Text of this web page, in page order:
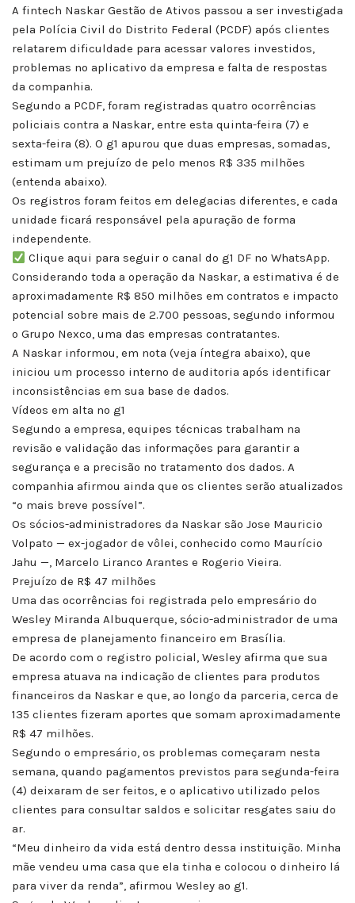
A fintech Naskar Gestão de Ativos passou a ser investigada
pela Polícia Civil do Distrito Federal (PCDF) após clientes
relatarem dificuldade para acessar valores investidos,
problemas no aplicativo da empresa e falta de respostas
da companhia.
Segundo a PCDF, foram registradas quatro ocorrências
policiais contra a Naskar, entre esta quinta-feira (7) e
sexta-feira (8). O g1 apurou que duas empresas, somadas,
estimam um prejuízo de pelo menos R$ 335 milhões
(entenda abaixo).
Os registros foram feitos em delegacias diferentes, e cada
unidade ficará responsável pela apuração de forma
independente.
Clique aqui para seguir o canal do g1 DF no WhatsApp.
Considerando toda a operação da Naskar, a estimativa é de
aproximadamente R$ 850 milhões em contratos e impacto
potencial sobre mais de 2.700 pessoas, segundo informou
o Grupo Nexco, uma das empresas contratantes.
A Naskar informou, em nota (veja íntegra abaixo), que
iniciou um processo interno de auditoria após identificar
inconsistências em sua base de dados.
Vídeos em alta no g1
Segundo a empresa, equipes técnicas trabalham na
revisão e validação das informações para garantir a
segurança e a precisão no tratamento dos dados. A
companhia afirmou ainda que os clientes serão atualizados
“o mais breve possível”.
Os sócios-administradores da Naskar são Jose Mauricio
Volpato — ex-jogador de vôlei, conhecido como Maurício
Jahu —, Marcelo Liranco Arantes e Rogerio Vieira.
Prejuízo de R$ 47 milhões
Uma das ocorrências foi registrada pelo empresário do
Wesley Miranda Albuquerque, sócio-administrador de uma
empresa de planejamento financeiro em Brasília.
De acordo com o registro policial, Wesley afirma que sua
empresa atuava na indicação de clientes para produtos
financeiros da Naskar e que, ao longo da parceria, cerca de
135 clientes fizeram aportes que somam aproximadamente
R$ 47 milhões.
Segundo o empresário, os problemas começaram nesta
semana, quando pagamentos previstos para segunda-feira
(4) deixaram de ser feitos, e o aplicativo utilizado pelos
clientes para consultar saldos e solicitar resgates saiu do
ar.
“Meu dinheiro da vida está dentro dessa instituição. Minha
mãe vendeu uma casa que ela tinha e colocou o dinheiro lá
para viver da renda”, afirmou Wesley ao g1.